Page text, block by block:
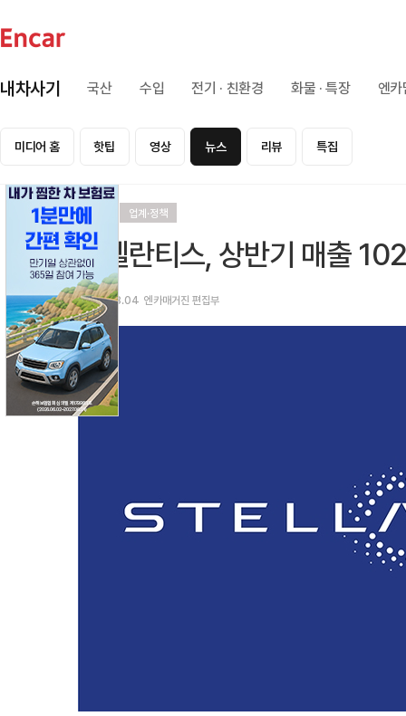
내차사기 국산 수입 전기 · 친환경 화물 · 특장 엔
미디어 홈 핫팁 영상 뉴스 리뷰 특집
업계·정책
스텔란티스, 상반기 매출
2021.08.04 엔카매거진 편집부